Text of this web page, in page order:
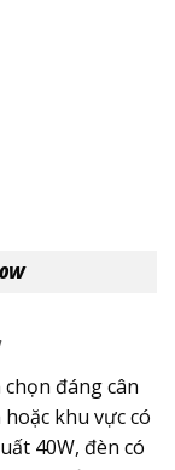
chọn đáng cân
khu vực có
40W, đèn có